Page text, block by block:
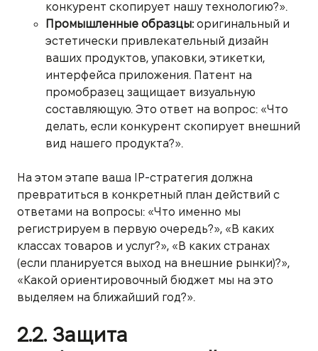
конкурент скопирует нашу технологию?».
Промышленные образцы:оригинальный и
эстетически привлекательный дизайн
ваших продуктов, упаковки, этикетки,
интерфейса приложения. Патент на
промобразец защищает визуальную
составляющую. Это ответ на вопрос: «Что
делать, если конкурент скопирует внешний
вид нашего продукта?».
На этом этапе ваша IP-стратегия должна
превратиться в конкретный план действий с
ответами на вопросы: «Что именно мы
регистрируем в первую очередь?», «В каких
классах товаров и услуг?», «В каких странах
(если планируется выход на внешние рынки)?»,
«Какой ориентировочный бюджет мы на это
выделяем на ближайший год?».
2.2. Защита